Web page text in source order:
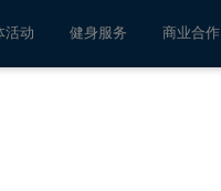
活动 健身服务 商业合作